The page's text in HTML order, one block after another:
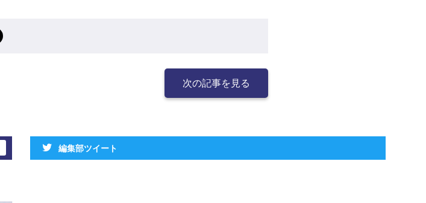
次の記事を見る
編集部ツイート